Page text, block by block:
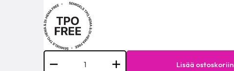
Semigel
Lisää ostoskoriin